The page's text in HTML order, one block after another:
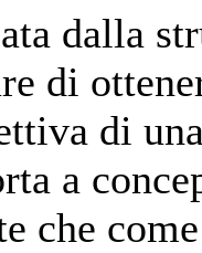
dalla
di
di
a
che